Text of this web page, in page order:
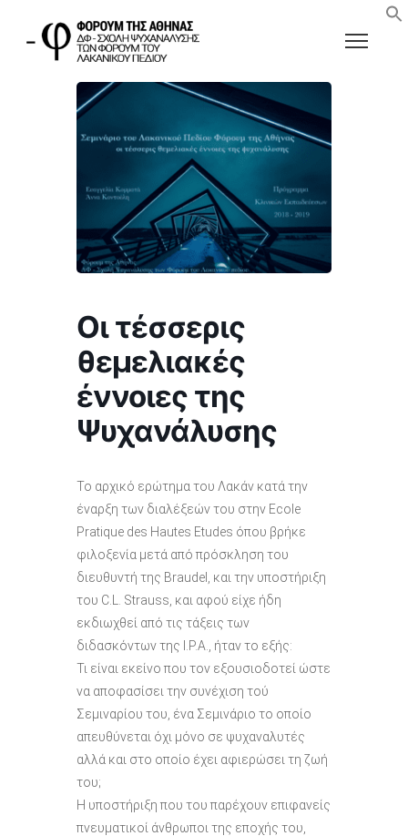
Οι τέσσερις
θεμελιακές
έννοιες της
Ψυχανάλυσης
Το αρχικό ερώτημα του Λακάν κατά την
έναρξη των διαλέξεών του στην Ecole
Pratique des Hautes Etudes όπου βρήκε
φιλοξενία μετά από πρόσκληση του
διευθυντή της Braudel, και την υποστήριξη
του C.L. Strauss, και αφού είχε ήδη
εκδιωχθεί από τις τάξεις των
διδασκόντων της I.P.A., ήταν το εξής:
Τι είναι εκείνο που τον εξουσιοδοτεί ώστε
να αποφασίσει την συνέχιση τού
Σεμιναρίου του, ένα Σεμινάριο το οποίο
απευθύνεται όχι μόνο σε ψυχαναλυτές
αλλά και στο οποίο έχει αφιερώσει τη ζωή
του;
Η υποστήριξη που του παρέχουν επιφανείς
πνευματικοί άνθρωποι της εποχής του,